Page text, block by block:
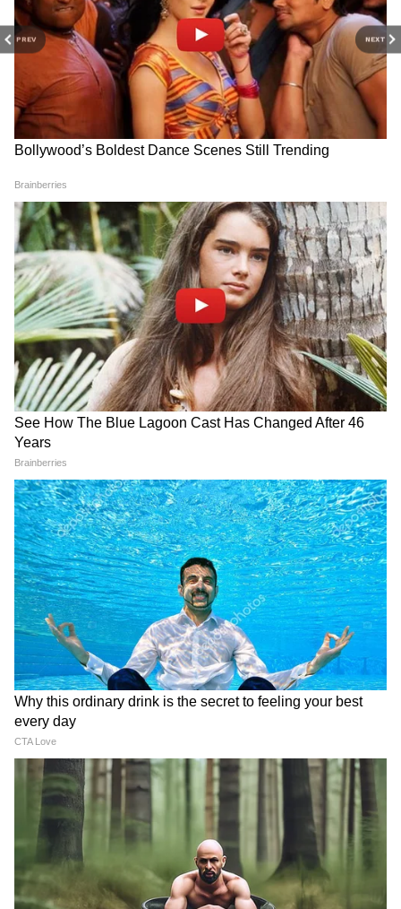
PREV NEXT
RECOMMENDED STORIES
पूर्व जज यशवंत वर्मा के खिलाफ
याचिका खारिज, SC ने कहा- 'सस्ती
लोकप्रियता'
जगन का नायडू पर हमला, 'बेटे को
बचाने के लिए हिंसा का सहारा ले रही
सरकार'
गोबर से पैसा कमाने का सुनहरा
मौका! सरकार खुद खरीदेगी गैस, 10
साल तक रहेगा तय दाम
शिवसेना पार्षद रमेश म्हात्रे को मिली
जमानत, लेकिन महाराष्ट्र में एंट्री पर
रोक
LATEST VIDEOS
Atiq Ahmed के बेटे की मौत पर घर पहुंचे
Akhilesh Yadav के विधायक, जमकर हो रही
फजीहत!
समुद्र की तरह क्यों हिल रहा था मोरबी के कुएं का
पानी? खुल गया सबसे बड़ा राज